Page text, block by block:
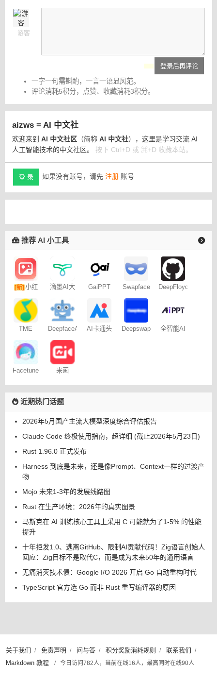
游客
登录后再评论
一字一句需斟酌，一言一语显风范。
评论消耗5积分，点赞、收藏消耗3积分。
aizws = AI 中文社
欢迎来到 AI 中文社区 （简称 AI 中文社），这里是学习交流 AI
人工智能技术的中文社区。 按下 Ctrl+D 或 ⌘+D 收藏本站。
登 录 如果没有账号，请先 注册 账号
推荐 AI 小工具
[新] 小红
书图文笔
记
滴墨AI大
社区
GaiPPT
Swapface
DeepFloyd
TME
讯音乐
DeepfaceAI
AI卡通头
Deepswap
全智能AI
Facetune 来画
近期热门话题
2026年5月国产主流大模型深度综合评估报告
Claude Code 终极使用指南，超详细 (截止2026年5月23日)
Rust 1.96.0 正式发布
Harness 到底是未来，还是像Prompt、Context一样的过渡产
物
Mojo 未来1-3年的发展线路图
Rust 在生产环境：2026年的真实图景
马斯克在 AI 训练核心工具上采用 C 可能就为了1-5% 的性能
提升
十年拒发1.0、逃离GitHub、限制AI贡献代码！Zig语言创始人
回应：Zig目标不是取代C，而是成为未来50年的通用语言
无痛消灭技术债：Google I/O 2026 开启 Go 自动重构时代
TypeScript 官方选 Go 而非 Rust 重写编译器的原因
关于我们 / 免责声明 / 问与答 / 积分奖励消耗规则 / 联系我们 /
Markdown 教程 / 今日访问782人，当前在线16人，最高同时在线90人